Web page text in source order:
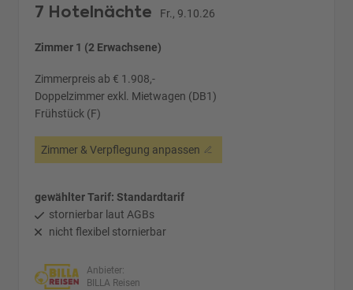
7 Hotelnächte Fr., 9.10.26
Zimmer 1 (2 Erwachsene)
Zimmerpreis ab € 1.908,-
Doppelzimmer exkl. Mietwagen (DB1)
Frühstück (F)
Zimmer & Verpflegung anpassen
gewählter Tarif: Standardtarif
stornierbar laut AGBs
nicht flexibel stornierbar
Anbieter:
BILLA Reisen